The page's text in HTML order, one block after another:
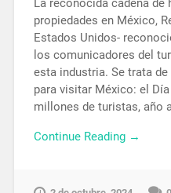
propiedades en México,
Estados Unidos-
los comunicadores del
esta industria. Se trata
para visitar México: el
millones de turistas, año
Continue Reading →